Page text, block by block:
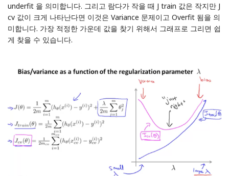
underfit 을 의미합니다. 그리고 람다가 작을 때 J train 값은 작지만 J
cv 값이 크게 나타난다면 이것은 Variance 문제이고 Overfit 됨을 의
미합니다. 가장 적정한 가운데 값을 찾기 위해서 그래프로 그리면 쉽
게 찾을 수 있습니다.